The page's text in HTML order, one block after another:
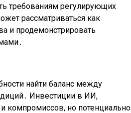
требованиям регулирующих
рассматриваться как
и продемонстрировать
найти баланс между
Инвестиции в ИИ,
компромиссов, но потенциально